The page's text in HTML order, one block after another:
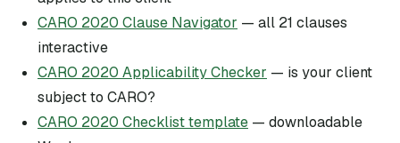
CARO 2020 Clause Navigator — all 21 clauses
interactive
CARO 2020 Applicability Checker — is your client
subject to CARO?
CARO 2020 Checklist template — downloadable